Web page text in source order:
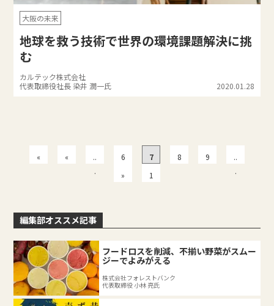
大阪の未来
地球を救う技術で世界の環境課題解決に挑
む
カルテック株式会社
代表取締役社長 染井 潤一氏
2020.01.28
«
«
..
.
6 7 8 9
..
.
»
1
編集部オススメ記事
フードロスを削減、不揃い野菜がスムー
ジーでよみがえる
株式会社フォレストバンク
代表取締役 小林 亮氏